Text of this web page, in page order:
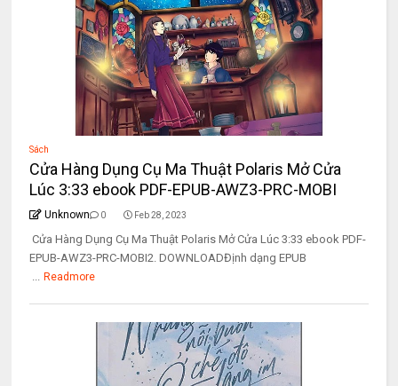
Sách
Cửa Hàng Dụng Cụ Ma Thuật Polaris Mở Cửa
Lúc 3:33 ebook PDF-EPUB-AWZ3-PRC-MOBI
Unknown 0 Feb 28, 2023
Cửa Hàng Dụng Cụ Ma Thuật Polaris Mở Cửa Lúc 3:33 ebook PDF-
EPUB-AWZ3-PRC-MOBI2. DOWNLOADĐịnh dạng EPUB
... Readmore